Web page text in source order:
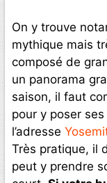
On y trouve
mythique mais
composé de
un panorama
saison, il faut
pour y poser
l’adresse
Très pratique, il
peut y prendre